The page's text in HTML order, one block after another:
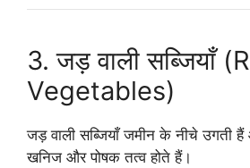
3. जड़ वाली सब्जियाँ
Vegetables)
जड़ वाली सब्जियाँ जमीन के नीचे
खनिज और पोषक तत्व होते हैं।